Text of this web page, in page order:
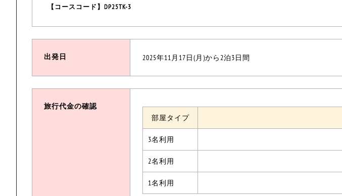
【コースコード】DP25TK-3
出発日 2025年11月17日(月)から2泊3日間
旅行代金の確認
部屋タイプ
3名利用
2名利用
1名利用